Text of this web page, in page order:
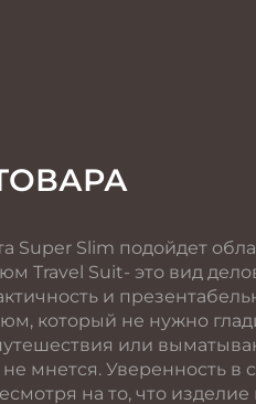
Super Slim подойдет
Travel Suit- это вид
и
который не нужно
или
мнется. Уверенность
на то, что